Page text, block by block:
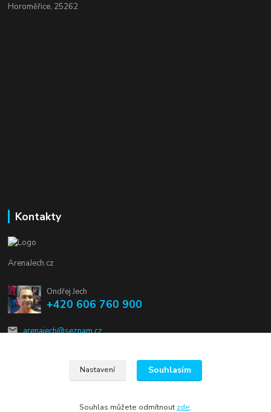
Horoměřice, 25262
Kontakty
ArenaJech.cz
Ondřej Jech
+420 606 760 900
arenajech@seznam.cz
Nastavení Souhlasím
Souhlas můžete odmítnout zde.